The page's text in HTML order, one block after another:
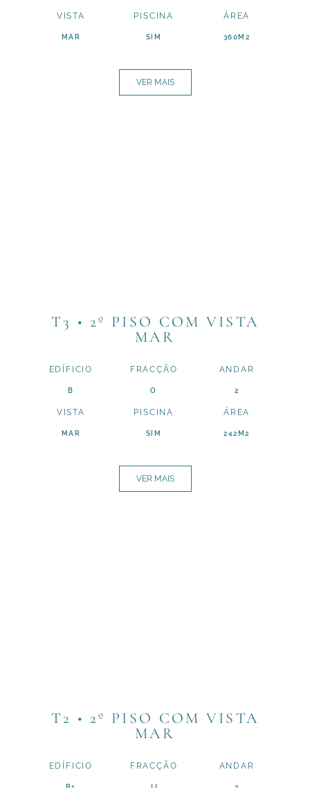
VISTA
MAR
PISCINA
SIM
ÁREA
360M2
VER MAIS
T3 • 2º PISO COM VISTA
MAR
EDÍFICIO
B
FRACÇÃO
O
ANDAR
2
VISTA
MAR
PISCINA
SIM
ÁREA
242M2
VER MAIS
T2 • 2º PISO COM VISTA
MAR
EDÍFICIO FRACÇÃO ANDAR